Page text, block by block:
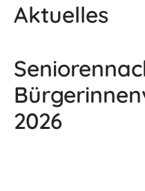
Aktuelles
2026